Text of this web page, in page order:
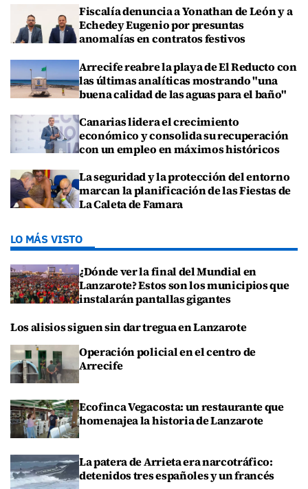
Fiscalía denuncia a Yonathan de León y a
Echedey Eugenio por presuntas
anomalías en contratos festivos
Arrecife reabre la playa de El Reducto con
las últimas analíticas mostrando "una
buena calidad de las aguas para el baño"
Canarias lidera el crecimiento
económico y consolida su recuperación
con un empleo en máximos históricos
La seguridad y la protección del entorno
marcan la planificación de las Fiestas de
La Caleta de Famara
LO MÁS VISTO
¿Dónde ver la final del Mundial en
Lanzarote? Estos son los municipios que
instalarán pantallas gigantes
Los alisios siguen sin dar tregua en Lanzarote
Operación policial en el centro de
Arrecife
Ecofinca Vegacosta: un restaurante que
homenajea la historia de Lanzarote
La patera de Arrieta era narcotráfico:
detenidos tres españoles y un francés